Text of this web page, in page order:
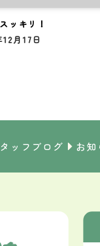
ッキリ！
月17日
ッフブログ お知